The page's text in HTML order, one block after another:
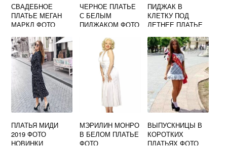
СВАДЕБНОЕ
ПЛАТЬЕ МЕГАН
МАРКЛ ФОТО
ЧЕРНОЕ ПЛАТЬЕ
С БЕЛЫМ
ПИДЖАКОМ ФОТО
ПИДЖАК В
КЛЕТКУ ПОД
ЛЕТНЕЕ ПЛАТЬЕ
ПЛАТЬЯ МИДИ
2019 ФОТО
НОВИНКИ
МЭРИЛИН МОНРО
В БЕЛОМ ПЛАТЬЕ
ФОТО
ВЫПУСКНИЦЫ В
КОРОТКИХ
ПЛАТЬЯХ ФОТО